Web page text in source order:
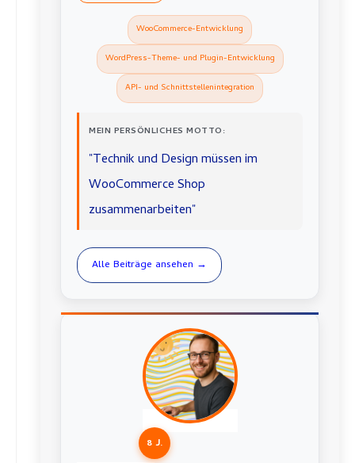
WooCommerce-Entwicklung
WordPress-Theme- und Plugin-Entwicklung
API- und Schnittstellenintegration
MEIN PERSÖNLICHES MOTTO:
"Technik und Design müssen im
WooCommerce Shop
zusammenarbeiten"
Alle Beiträge ansehen →
8 J.